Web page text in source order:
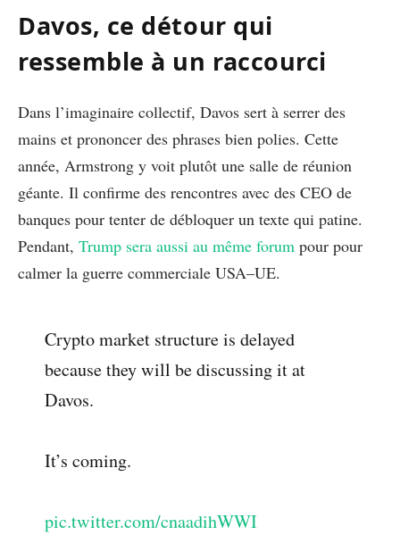
Davos, ce détour qui
ressemble à un raccourci
Dans l’imaginaire collectif, Davos sert à serrer des
mains et prononcer des phrases bien polies. Cette
année, Armstrong y voit plutôt une salle de réunion
géante. Il confirme des rencontres avec des CEO de
banques pour tenter de débloquer un texte qui patine.
Pendant, Trump sera aussi au même forum pour pour
calmer la guerre commerciale USA–UE.
Crypto market structure is delayed
because they will be discussing it at
Davos.
It’s coming.
pic.twitter.com/cnaadihWWI